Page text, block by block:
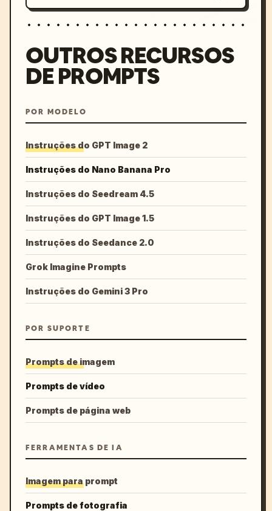
OUTROS RECURSOS
DE PROMPTS
POR MODELO
Instruções do GPT Image 2
Instruções do Nano Banana Pro
Instruções do Seedream 4.5
Instruções do GPT Image 1.5
Instruções do Seedance 2.0
Grok Imagine Prompts
Instruções do Gemini 3 Pro
POR SUPORTE
Prompts de imagem
Prompts de vídeo
Prompts de página web
FERRAMENTAS DE IA
Imagem para prompt
Prompts de fotografia